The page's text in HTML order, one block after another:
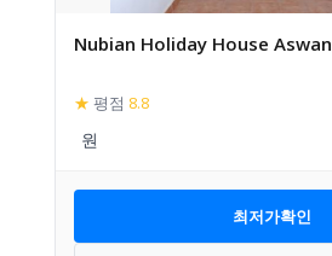
Nubian Holiday House Aswan
★ 평점 8.8
최저가확인